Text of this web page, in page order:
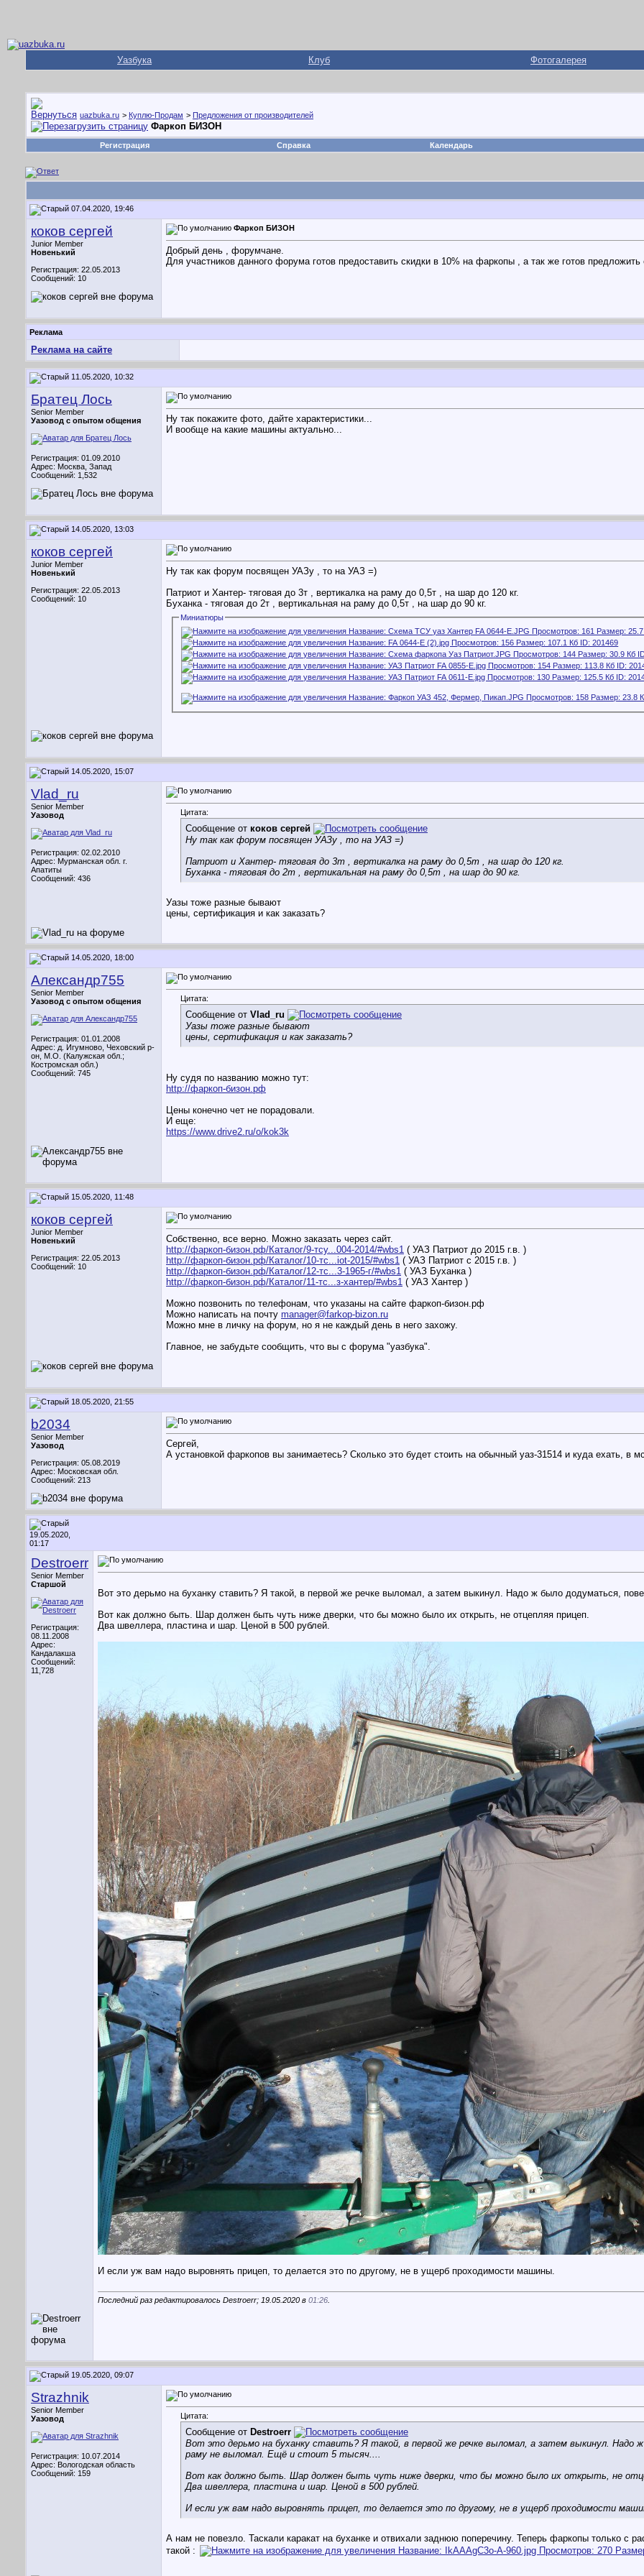
Уазбука Клуб Фотогалерея
uazbuka.ru > Куплю-Продам > Предложения от производителей
Фаркоп БИЗОН
Регистрация Справка Календарь
07.04.2020, 19:46
коков сергей
Junior Member
Новенький
Регистрация: 22.05.2013
Сообщений: 10
Фаркоп БИЗОН
Добрый день , форумчане.
Для участников данного форума готов предоставить скидки в 10% на фаркопы , а так же готов
Реклама
Реклама на сайте
11.05.2020, 10:32
Братец Лось
Senior Member
Уазовод с опытом общения
Регистрация: 01.09.2010
Адрес: Москва, Запад
Сообщений: 1,532
Ну так покажите фото, дайте характеристики...
И вообще на какие машины актуально...
14.05.2020, 13:03
коков сергей
Junior Member
Новенький
Регистрация: 22.05.2013
Сообщений: 10
Ну так как форум посвящен УАЗу , то на УАЗ =)
Патриот и Хантер- тяговая до 3т , вертикалка на раму до 0,5т , на шар до 120 кг.
Буханка - тяговая до 2т , вертикальная на раму до 0,5т , на шар до 90 кг.
Миниатюры
14.05.2020, 15:07
Vlad_ru
Senior Member
Уазовод
Регистрация: 02.02.2010
Адрес: Мурманская обл. г.
Апатиты
Сообщений: 436
Цитата:
Сообщение от коков сергей
Ну так как форум посвящен УАЗу , то на УАЗ =)
Патриот и Хантер- тяговая до 3т , вертикалка на раму до 0,5т , на шар до 120 кг.
Буханка - тяговая до 2т , вертикальная на раму до 0,5т , на шар до 90 кг.
Уазы тоже разные бывают
цены, сертификация и как заказать?
14.05.2020, 18:00
Александр755
Senior Member
Уазовод с опытом общения
Регистрация: 01.01.2008
Адрес: д. Игумново, Чеховский р-
он, М.О. (Калужская обл.;
Костромская обл.)
Сообщений: 745
Цитата:
Сообщение от Vlad_ru
Уазы тоже разные бывают
цены, сертификация и как заказать?
Ну судя по названию можно тут:
http://фаркоп-бизон.рф
Цены конечно чет не порадовали.
И еще:
https://www.drive2.ru/o/kok3k
15.05.2020, 11:48
коков сергей
Junior Member
Новенький
Регистрация: 22.05.2013
Сообщений: 10
Собственно, все верно. Можно заказать через сайт.
http://фаркоп-бизон.рф/Каталог/9-тсу...004-2014/#wbs1 ( УАЗ Патриот до 2015 г.в. )
http://фаркоп-бизон.рф/Каталог/10-тс...iot-2015/#wbs1 ( УАЗ Патриот с 2015 г.в. )
http://фаркоп-бизон.рф/Каталог/12-тс...3-1965-г/#wbs1 ( УАЗ Буханка )
http://фаркоп-бизон.рф/Каталог/11-тс...з-хантер/#wbs1 ( УАЗ Хантер )
Можно позвонить по телефонам, что указаны на сайте фаркоп-бизон.рф
Можно написать на почту manager@farkop-bizon.ru
Можно мне в личку на форум, но я не каждый день в него захожу.
Главное, не забудьте сообщить, что вы с форума "уазбука".
18.05.2020, 21:55
b2034
Senior Member
Уазовод
Регистрация: 05.08.2019
Адрес: Московская обл.
Сообщений: 213
Сергей,
А установкой фаркопов вы занимаетесь? Сколько это будет стоить на обычный уаз-31514 и куда ехать, в
19.05.2020,
01:17
Destroerr
Senior Member
Старшой
Регистрация:
08.11.2008
Адрес:
Кандалакша
Сообщений:
11,728
Вот это дерьмо на буханку ставить? Я такой, в первой же речке выломал, а затем выкинул. Надо ж было додуматься,
Вот как должно быть. Шар должен быть чуть ниже дверки, что бы можно было их открыть, не отцепляя прицеп.
Два швеллера, пластина и шар. Ценой в 500 рублей.
И если уж вам надо выровнять прицеп, то делается это по другому, не в ущерб проходимости машины.
Последний раз редактировалось Destroerr; 19.05.2020 в 01:26
19.05.2020, 09:07
Strazhnik
Senior Member
Уазовод
Регистрация: 10.07.2014
Адрес: Вологодская область
Сообщений: 159
Цитата:
Сообщение от Destroerr
Вот это дерьмо на буханку ставить? Я такой, в первой же речке выломал, а затем выкинул. Надо
раму не выломал. Ещё и стоит 5 тысяч....
Вот как должно быть. Шар должен быть чуть ниже дверки, что бы можно было их открыть, не
Два швеллера, пластина и шар. Ценой в 500 рублей.
И если уж вам надо выровнять прицеп, то делается это по другому, не в ущерб проходимости
А нам не повезло. Таскали каракат на буханке и отвихали заднюю поперечину. Теперь фаркопы только с
такой :